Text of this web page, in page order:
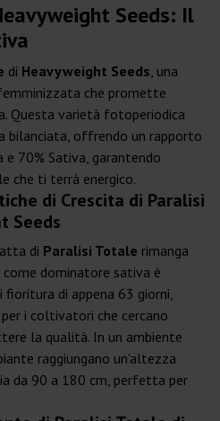
Seeds: Il
di Heavyweight Seeds, una
che promette
Questa varietà fotoperiodica
bilanciata, offrendo un rapporto
e 70% Sativa, garantendo
che ti terrà energico.
di Crescita di Paralisi
Seeds
di Paralisi Totale rimanga
dominatore sativa è
fioritura di appena 63 giorni,
i coltivatori che cercano
la qualità. In un ambiente
raggiungano un'altezza
da 90 a 180 cm, perfetta per